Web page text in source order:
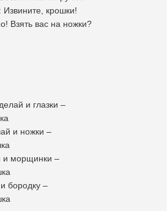
крошки!
Взять вас на ножки?
и глазки –
и ножки –
и морщинки –
бородку –